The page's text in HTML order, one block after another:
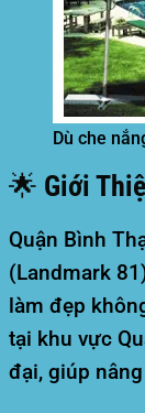
Dù che
🌟 Giới
Quận Bình
(Landmark
làm đẹp
tại khu vực
đại, giúp